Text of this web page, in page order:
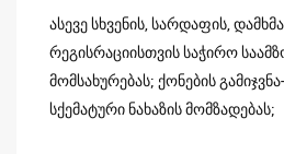
ასევე სხვენის, სარდაფის,
რეგისრაციისთვის საჭირო
მომსახურებას; ქონების
სქემატური ნახაზის მომზადებას;